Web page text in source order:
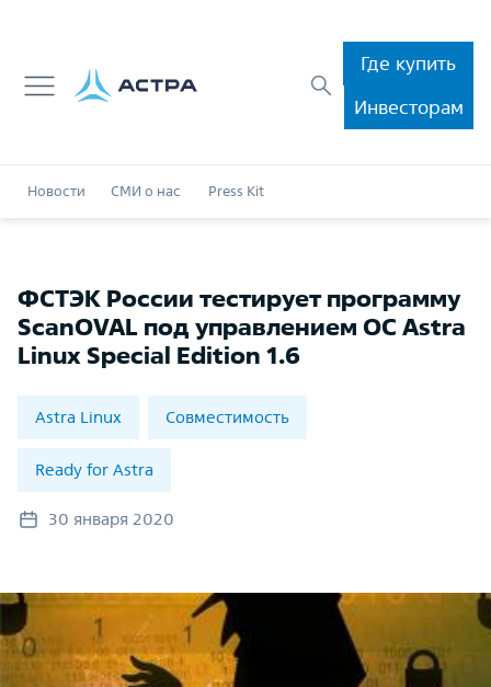
Где купить
Инвесторам
Новости СМИ о нас Press Kit
ФСТЭК России тестирует программу
ScanOVAL под управлением ОС Astra
Linux Special Edition 1.6
Astra Linux Совместимость
Ready for Astra
30 января 2020